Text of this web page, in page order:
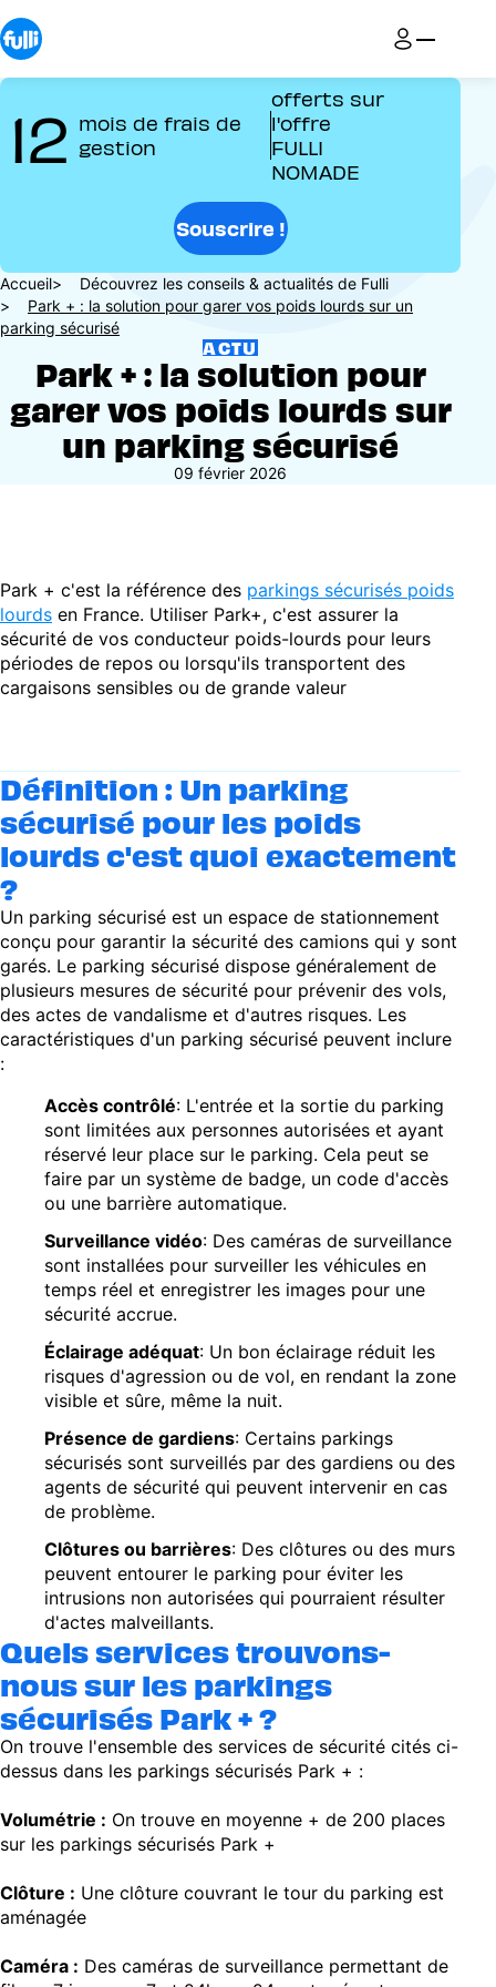
Aller
au
contenu
principal
12 mois de frais de
gestion
offerts sur
l'offre
FULLI
NOMADE
Souscrire !
Fil
d'Ariane
Accueil
Découvrez les conseils & actualités de Fulli
Park + : la solution pour garer vos poids lourds sur un
parking sécurisé
ACTU
Park + : la solution pour
garer vos poids lourds sur
un parking sécurisé
09 février 2026
Park + c'est la référence des parkings sécurisés poids
lourds en France. Utiliser Park+, c'est assurer la
sécurité de vos conducteur poids-lourds pour leurs
périodes de repos ou lorsqu'ils transportent des
cargaisons sensibles ou de grande valeur
Définition : Un parking
sécurisé pour les poids
lourds c'est quoi exactement
?
Un parking sécurisé est un espace de stationnement
conçu pour garantir la sécurité des camions qui y sont
garés. Le parking sécurisé dispose généralement de
plusieurs mesures de sécurité pour prévenir des vols,
des actes de vandalisme et d'autres risques. Les
caractéristiques d'un parking sécurisé peuvent inclure
:
Accès contrôlé: L'entrée et la sortie du parking
sont limitées aux personnes autorisées et ayant
réservé leur place sur le parking. Cela peut se
faire par un système de badge, un code d'accès
ou une barrière automatique.
Surveillance vidéo: Des caméras de surveillance
sont installées pour surveiller les véhicules en
temps réel et enregistrer les images pour une
sécurité accrue.
Éclairage adéquat: Un bon éclairage réduit les
risques d'agression ou de vol, en rendant la zone
visible et sûre, même la nuit.
Présence de gardiens: Certains parkings
sécurisés sont surveillés par des gardiens ou des
agents de sécurité qui peuvent intervenir en cas
de problème.
Clôtures ou barrières: Des clôtures ou des murs
peuvent entourer le parking pour éviter les
intrusions non autorisées qui pourraient résulter
d'actes malveillants.
Quels services trouvons-
nous sur les parkings
sécurisés Park + ?
On trouve l'ensemble des services de sécurité cités ci-
dessus dans les parkings sécurisés Park + :
Volumétrie : On trouve en moyenne + de 200 places
sur les parkings sécurisés Park +
Clôture : Une clôture couvrant le tour du parking est
aménagée
Caméra : Des caméras de surveillance permettant de